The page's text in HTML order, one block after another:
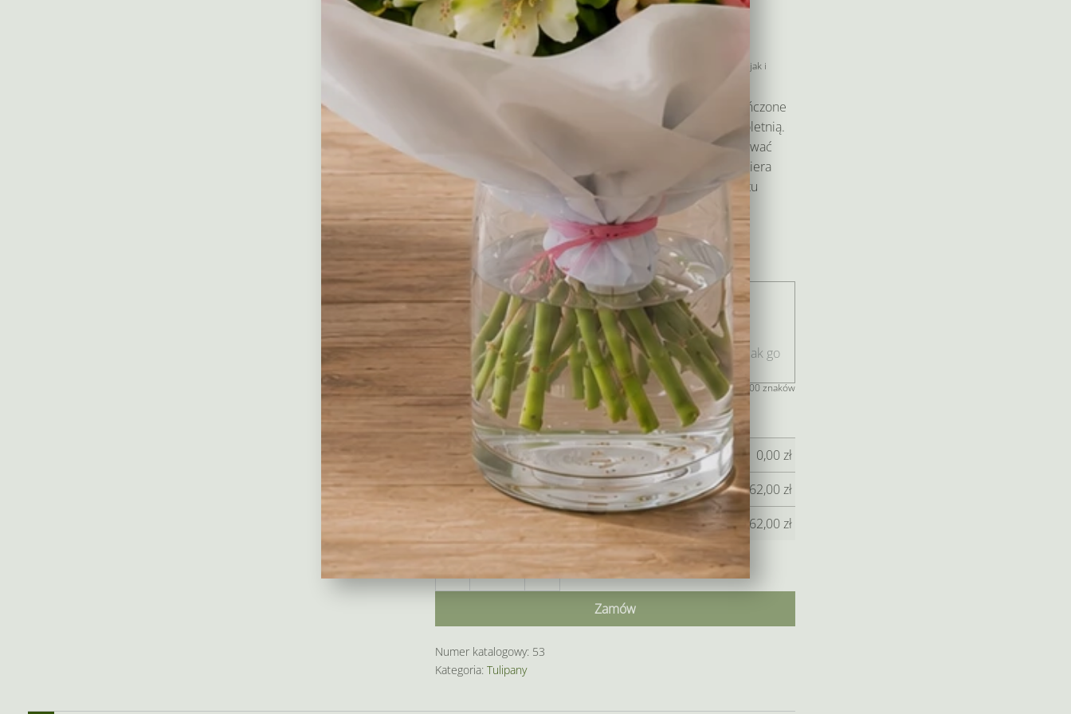
Wina
Oświadczenie o pełnoletności
Aby zamówić wino - zarówno Ty jak i
Oświadczam, że jestem osobą pełnoletnią (mam ukończone
18 lat), a także że odbiorca zamówienia jest osobą pełnoletnią.
Przyjmuję do wiadomości, że kurier ma prawo zweryfikować
wiek odbiorcy przy doręczeniu paczki. Upoważniam kuriera
kwiaciarni do technicznego odbioru wybranego produktu
alkoholowego ze stacjonarnego punktu sprzedaży i
dostarczenia go pod wskazany adres w moim imieniu.
Treść bileciku
Pozostałoe jeszcze 400 znaków
Cena prezentów: 0,00zł
Cena kompozycji:
62,00zł
Razem:
62,00zł
Decrease
Elegancki
tulipanów
Increase
Zamów
Numer katalogowy: 53
Kategoria: Tulipany